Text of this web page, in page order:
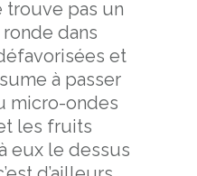
trouve pas un
dans
et
à passer
micro-ondes
les fruits
eux le dessus